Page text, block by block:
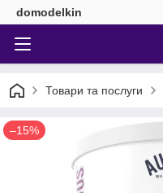
domodelkin
Товари та послуги
–15%